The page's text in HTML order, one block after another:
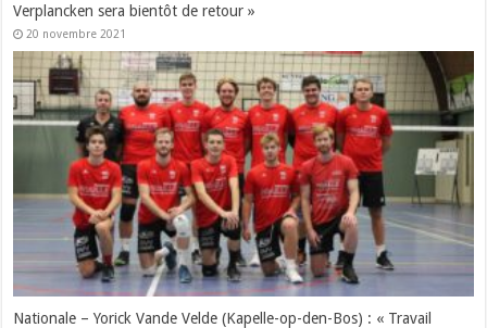
Verplancken sera bientôt de retour »
20 novembre 2021
Nationale – Yorick Vande Velde (Kapelle-op-den-Bos) : « Travail